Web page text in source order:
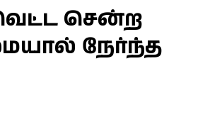
சென்ற
நேர்ந்த